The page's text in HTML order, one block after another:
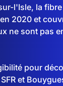
l'Isle, la
2020 et
ne sont pas
pour
et